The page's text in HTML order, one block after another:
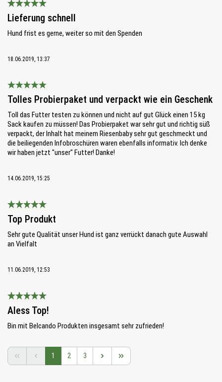
Lieferung schnell
Hund frist es gerne, weiter so mit den Spenden
18.06.2019, 13:37
Bewertung mit 5 von 5 Sternen
Tolles Probierpaket und verpackt wie ein Geschenk
Toll das Futter testen zu können und nicht auf gut Glück einen 15 kg
Sack kaufen zu müssen! Das Probierpaket war sehr gut und richtig süß
verpackt, der Inhalt hat meinem Riesenbaby sehr gut geschmeckt und
die beiliegenden Infobroschüren waren ebenfalls informativ. Ich denke
wir haben jetzt "unser" Futter! Danke!
14.06.2019, 15:25
Bewertung mit 5 von 5 Sternen
Top Produkt
Sehr gute Qualität unser Hund ist ganz verrückt danach gute Auswahl
an Vielfalt
11.06.2019, 12:53
Bewertung mit 5 von 5 Sternen
Aless Top!
Bin mit Belcando Produkten insgesamt sehr zufrieden!
Seite
1 Seite
2 Seite
3